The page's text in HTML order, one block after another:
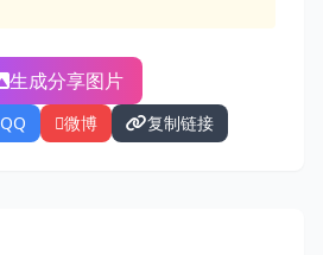
生成分享图片
QQ 微博 复制链接